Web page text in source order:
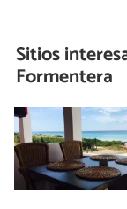
Sitios
Formentera